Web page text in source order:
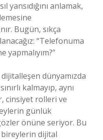
yansıdığını anlamak,
Bugün, sıkça
“Telefonuma
dünyamızda
kalmayıp, aynı
cinsiyet rolleri ve
günlük
önüne seriyor. Bu
bireylerin dijital